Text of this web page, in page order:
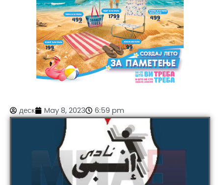
деск May 8, 2023 6:59 pm